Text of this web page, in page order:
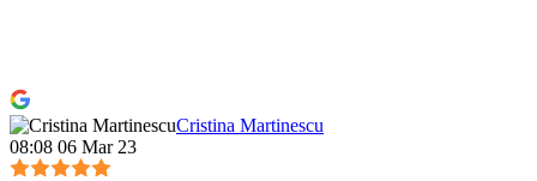
Cristina Martinescu
08:08 06 Mar 23